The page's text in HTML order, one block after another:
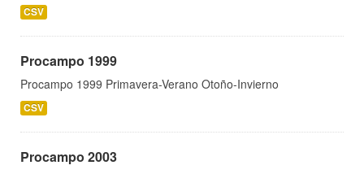
CSV
Procampo 1999
Procampo 1999 Primavera-Verano Otoño-Invierno
CSV
Procampo 2003